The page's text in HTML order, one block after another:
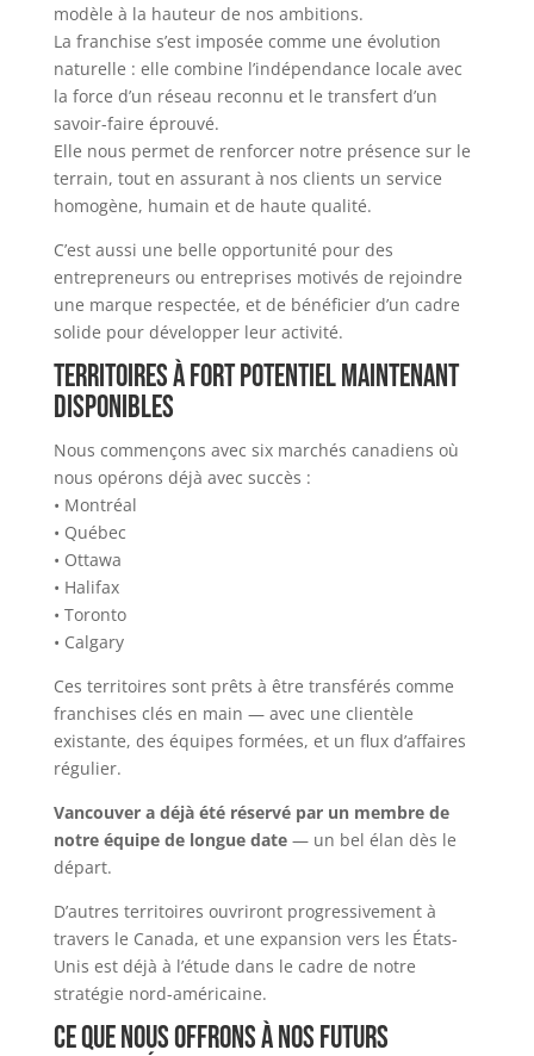
modèle à la hauteur de nos ambitions.
La franchise s’est imposée comme une évolution
naturelle : elle combine l’indépendance locale avec
la force d’un réseau reconnu et le transfert d’un
savoir-faire éprouvé.
Elle nous permet de renforcer notre présence sur le
terrain, tout en assurant à nos clients un service
homogène, humain et de haute qualité.
C’est aussi une belle opportunité pour des
entrepreneurs ou entreprises motivés de rejoindre
une marque respectée, et de bénéficier d’un cadre
solide pour développer leur activité.
Territoires à fort potentiel maintenant
disponibles
Nous commençons avec six marchés canadiens où
nous opérons déjà avec succès :
• Montréal
• Québec
• Ottawa
• Halifax
• Toronto
• Calgary
Ces territoires sont prêts à être transférés comme
franchises clés en main — avec une clientèle
existante, des équipes formées, et un flux d’affaires
régulier.
Vancouver a déjà été réservé par un membre de
notre équipe de longue date— un bel élan dès le
départ.
D’autres territoires ouvriront progressivement à
travers le Canada, et une expansion vers les États-
Unis est déjà à l’étude dans le cadre de notre
stratégie nord-américaine.
Ce que nous offrons à nos futurs